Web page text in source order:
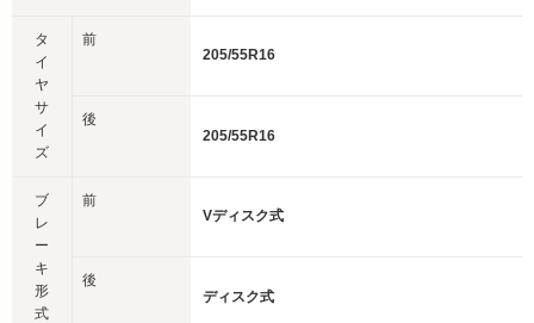
タ
イ
ヤ
サ
イ
ズ
前
205/55R16
後
205/55R16
ブ
レ
ー
キ
形
式
前
Vディスク式
後
ディスク式